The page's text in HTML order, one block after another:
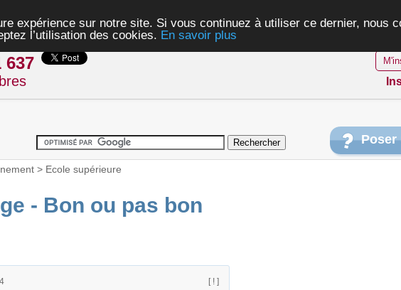
expérience sur notre site. Si vous continuez à utiliser ce dernier, nous
l’utilisation des cookies. En savoir plus
637
Poser
> Ecole supérieure
- Bon ou pas bon
[ ! ]